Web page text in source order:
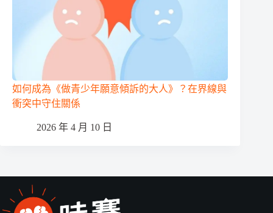
如何成為《做青少年願意傾訴的大人》？在界線與
衝突中守住關係
2026 年 4 月 10 日